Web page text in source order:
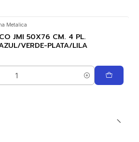
Metalica
JMI 50X76 CM. 4 PL.
VERDE-PLATA/LILA